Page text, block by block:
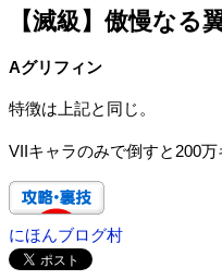
【滅級】傲慢なる
Aグリフィン
特徴は上記と同じ。
VIIキャラのみで倒すと200万
にほんブログ村